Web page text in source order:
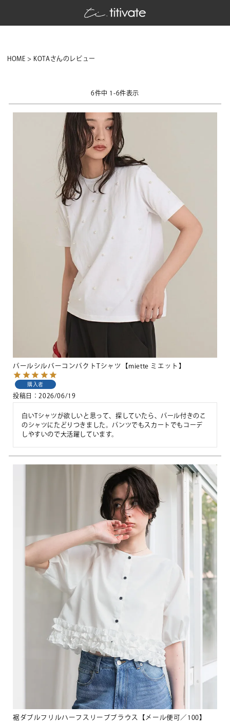
HOME KOTAさんのレビュー
6件中 1 -6件表示
パールシルバーコンパクトTシャツ【miette ミエット】
購入者
投稿日 2026/06/19
白いTシャツが欲しいと思って、探していたら、パール付きのこ
のシャツにたどりつきました。パンツでもスカートでもコーデ
しやすいので大活躍しています。
裾ダブルフリルハーフスリーブブラウス【メール便可／100】